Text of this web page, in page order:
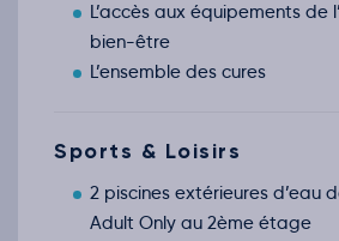
L’accès aux équipements de
bien-être
L’ensemble des cures
Sports & Loisirs
2 piscines extérieures d’eau
Adult Only au 2ème étage